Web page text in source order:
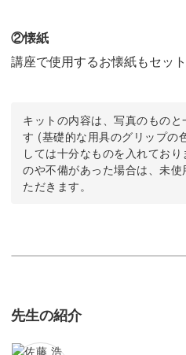
②懐紙
講座で使用するお懐紙もセッ
キットの内容は、写真のもの
す (基礎的な用具のグリップの
しては十分なものを入れてお
のや不備があった場合は、未
ただきます。
先生の紹介